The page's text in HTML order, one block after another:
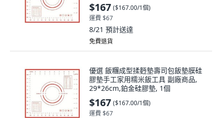
$167 ($167.00/1個)
運費 $67
8/21 預計送達
免費退貨
優選 飯糰成型揉麪墊壽司包飯墊膜硅
膠墊手工家用糯米飯工具 副廠商品,
29*26cm,鉑金硅膠墊, 1個
$167 ($167.00/1個)
運費 $67